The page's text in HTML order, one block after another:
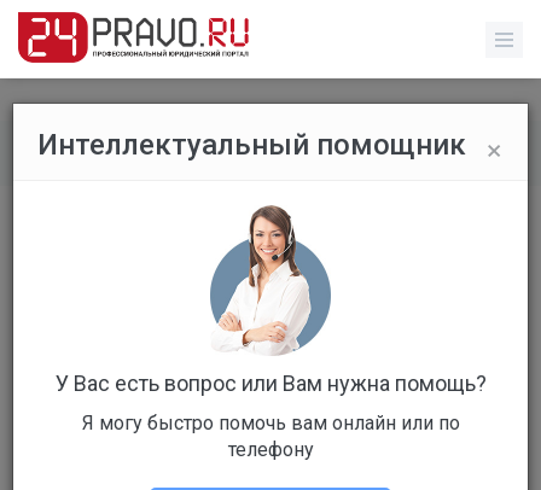
Все вопросы / Без указания категории
Вопрос уже решен
×
Интеллектуальный помощник
У Вас есть вопрос или Вам нужна помощь?
Я могу быстро помочь вам онлайн или по
телефону